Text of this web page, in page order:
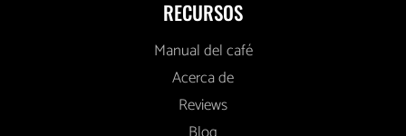
RECURSOS
Manual del café
Acerca de
Reviews